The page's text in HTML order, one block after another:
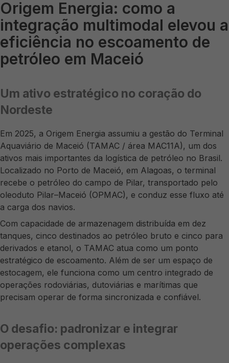
Origem Energia: como a
integração multimodal elevou a
eficiência no escoamento de
petróleo em Maceió
Um ativo estratégico no coração do
Nordeste
Em 2025, a Origem Energia assumiu a gestão do Terminal
Aquaviário de Maceió (TAMAC / área MAC11A), um dos
ativos mais importantes da logística de petróleo no Brasil.
Localizado no Porto de Maceió, em Alagoas, o terminal
recebe o petróleo do campo de Pilar, transportado pelo
oleoduto Pilar–Maceió (OPMAC), e conduz esse fluxo até
a carga dos navios.
Com capacidade de armazenagem distribuída em dez
tanques, cinco destinados ao petróleo bruto e cinco para
derivados e etanol, o TAMAC atua como um ponto
estratégico de escoamento. Além de ser um espaço de
estocagem, ele funciona como um centro integrado de
operações rodoviárias, dutoviárias e marítimas que
precisam operar de forma sincronizada e confiável.
O desafio: padronizar e integrar
operações complexas